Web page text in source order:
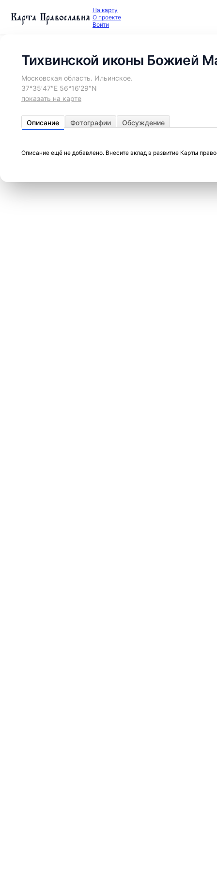
Карта Православия На карту
О проекте
Войти
Тихвинской иконы Божией
Московская область. Ильинское.
37°35′47″E 56°16′29″N
показать на карте
Описание Фотографии Обсуждение
Описание ещё не добавлено. Внесите вклад в развитие Карты